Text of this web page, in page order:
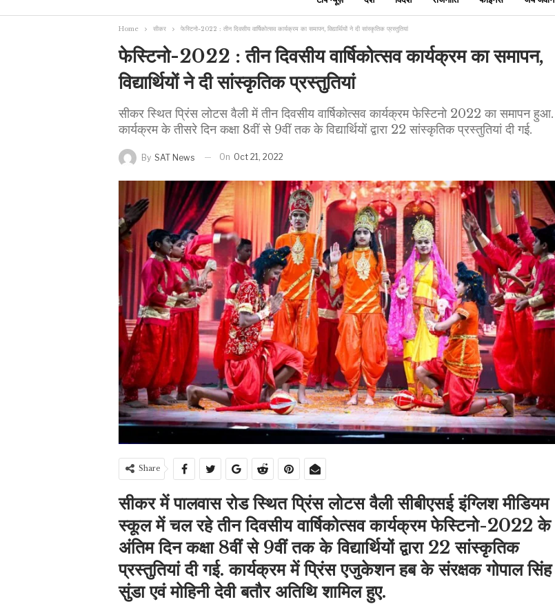
Home सीकर फेस्टिनो-2022 : तीन दिवसीय वार्षिकोत्सव कार्यक्रम का समापन, विद्यार्थियों ने दी सांस्कृतिक प्रस्तुतियां
फेस्टिनो-2022 : तीन दिवसीय वार्षिकोत्सव कार्यक्रम का समापन,
विद्यार्थियों ने दी सांस्कृतिक प्रस्तुतियां
सीकर स्थित प्रिंस लोटस वैली में तीन दिवसीय वार्षिकोत्सव कार्यक्रम फेस्टिनो 2022 का समापन हुआ.
कार्यक्रम के तीसरे दिन कक्षा 8वीं से 9वीं तक के विद्यार्थियों द्वारा 22 सांस्कृतिक प्रस्तुतियां दी गई.
By SAT News On Oct 21, 2022
Share
सीकर में पालवास रोड स्थित प्रिंस लोटस वैली सीबीएसई इंग्लिश मीडियम
स्कूल में चल रहे तीन दिवसीय वार्षिकोत्सव कार्यक्रम फेस्टिनो-2022 के
अंतिम दिन कक्षा 8वीं से 9वीं तक के विद्यार्थियों द्वारा 22 सांस्कृतिक
प्रस्तुतियां दी गई. कार्यक्रम में प्रिंस एजुकेशन हब के संरक्षक गोपाल सिंह
सुंडा एवं मोहिनी देवी बतौर अतिथि शामिल हुए.